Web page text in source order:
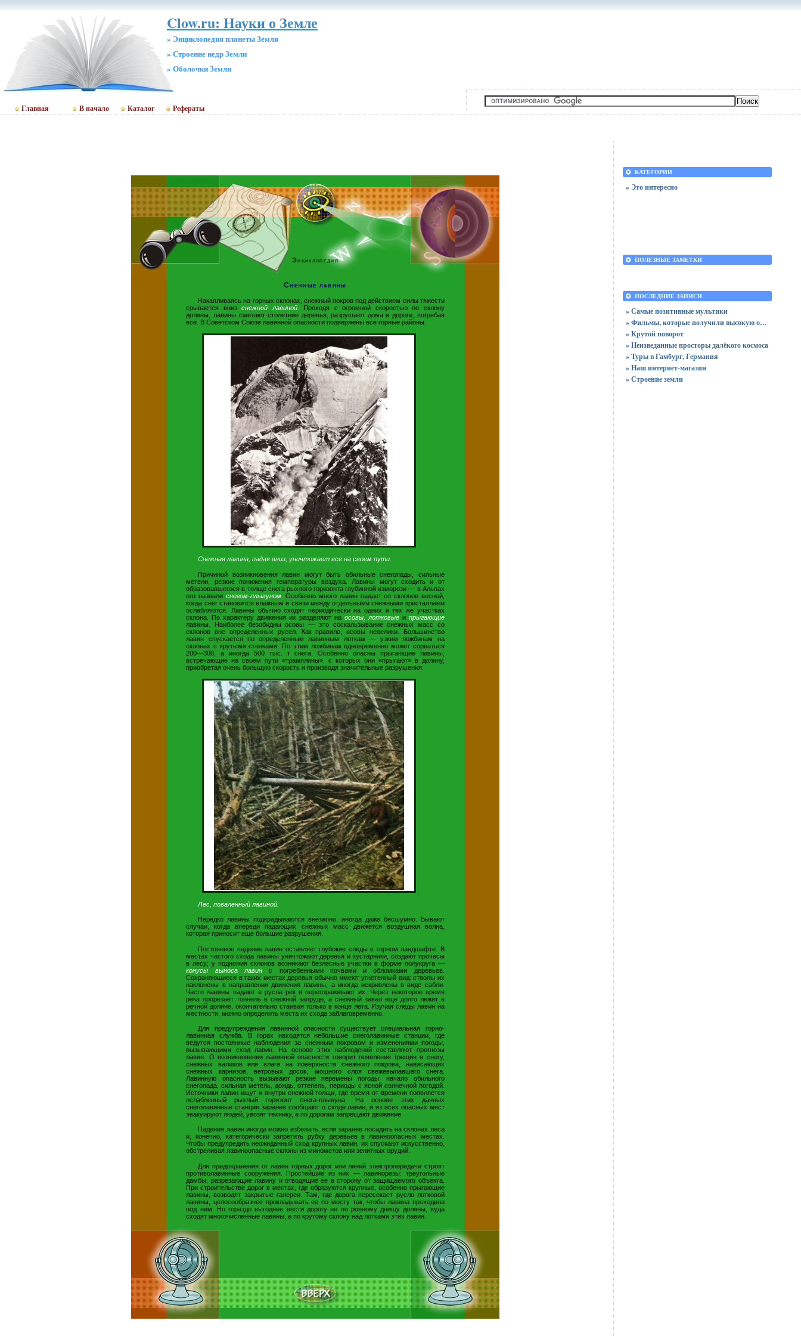
Clow.ru: Науки о Земле
» Энциклопедия планеты Земля
» Строение недр Земли
» Оболочки Земли
Главная В начало Каталог Рефераты
Энциклопедия
Снежные лавины
Накапливаясь на горных склонах, снежный покров под действием силы тяжести
срывается внизснежной лавиной. Проходя с огромной скоростью по склону
долины, лавины сметают столетние деревья, разрушают дома и дороги, погребая
все. В Советском Союзе лавинной опасности подвержены все горные районы.
Снежная лавина, падая вниз, уничтожает все на своем пути.
Причиной возникновения лавин могут быть обильные снегопады, сильные
метели, резкие понижения температуры воздуха. Лавины могут сходить и от
образовавшегося в толще снега рыхлого горизонта глубинной изморози — в Альпах
его назвали снегом-плывуном.Особенно много лавин падает со склонов весной,
когда снег становится влажным и связи между отдельными снежными кристаллами
ослабляются. Лавины обычно сходят периодически на одних и тех же участках
склона. По характеру движения их разделяют на осовы, лотковые и прыгающие
лавины. Наиболее безобидны осовы — это соскальзывание снежных масс со
склонов вне определенных русел. Как правило, осовы невелики. Большинство
лавин спускается по определенным лавинным лоткам — узким ложбинам на
склонах с крутыми стенками. По этим ложбинам одновременно может сорваться
200—300, а иногда 500 тыс. т снега. Особенно опасны прыгающие лавины,
встречающие на своем пути «трамплины», с которых они «прыгают» в долину,
приобретая очень большую скорость и производя значительные разрушения.
Лес, поваленный лавиной.
Нередко лавины подкрадываются внезапно, иногда даже бесшумно. Бывают
случаи, когда впереди падающих снежных масс движется воздушная волна,
которая приносит еще большие разрушения.
Постоянное падение лавин оставляет глубокие следы в горном ландшафте. В
местах частого схода лавины уничтожают деревья и кустарники, создают прочесы
в лесу; у подножия склонов возникают безлесные участки в форме полукруга —
конусы выноса лавинс погребенными почвами и обломками деревьев.
Сохраняющиеся в таких местах деревья обычно имеют угнетенный вид: стволы их
наклонены в направлении движения лавины, а иногда искривлены в виде сабли.
Часто лавины падают в русла рек и перегораживают их. Через некоторое время
река прорезает тоннель в снежной запруде, а снежный завал еще долго лежит в
речной долине, окончательно стаивая только в конце лета. Изучая следы лавин на
местности, можно определить места их схода заблаговременно.
Для предупреждения лавинной опасности существует специальная горно-
лавинная служба. В горах находятся небольшие снеголавинные станции, где
ведутся постоянные наблюдения за снежным покровом и изменениями погоды,
вызывающими сход лавин. На основе этих наблюдений составляют прогнозы
лавин. О возникновении лавинной опасности говорит появление трещин в снегу,
снежных валиков или влаги на поверхности снежного покрова, нависающих
снежных карнизов, ветровых досок, мощного слоя свежевыпавшего снега.
Лавинную опасность вызывают резкие перемены погоды: начало обильного
снегопада, сильная метель, дождь, оттепель, периоды с ясной солнечной погодой.
Источники лавин ищут и внутри снежной толщи, где время от времени появляется
ослабленный рыхлый горизонт снега-плывуна. На основе этих данных
снеголавинные станции заранее сообщают о сходе лавин, и из всех опасных мест
эвакуируют людей, увозят технику, а по дорогам запрещают движение.
Падения лавин иногда можно избежать, если заранее посадить на склонах леса
и, конечно, категорически запретить рубку деревьев в лавиноопасных местах.
Чтобы предупредить неожиданный сход крупных лавин, их спускают искусственно,
обстреливая лавиноопасные склоны из минометов или зенитных орудий.
Для предохранения от лавин горных дорог или линий электропередачи строят
противолавинные сооружения. Простейшие из них — лавинорезы: треугольные
дамбы, разрезающие лавину и отводящие ее в сторону от защищаемого объекта.
При строительстве дорог в местах, где образуются крупные, особенно прыгающие
лавины, возводят закрытые галереи. Там, где дорога пересекает русло лотковой
лавины, целесообразнее прокладывать ее по мосту так, чтобы лавина проходила
под ним. Но гораздо выгоднее вести дорогу не по ровному днищу долины, куда
сходят многочисленные лавины, а по крутому склону над лотками этих лавин.
КАТЕГОРИИ
» Это интересно
ПОЛЕЗНЫЕ ЗАМЕТКИ
ПОСЛЕДНИЕ ЗАПИСИ
» Самые позитивные мультики
» Фильмы, которые получили высокую оценку зрителей
» Крутой поворот
» Неизведанные просторы далёкого космоса
» Туры в Гамбург, Германия
» Наш интернет-магазин
» Строение земли